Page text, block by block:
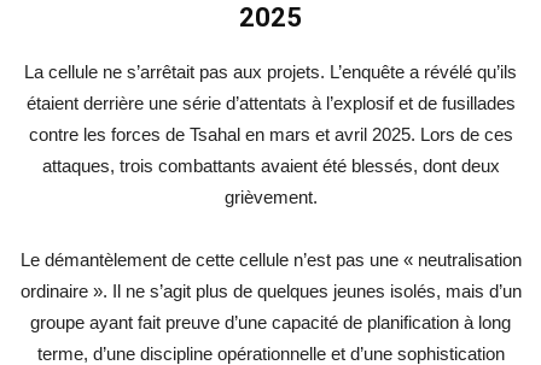
2025
La cellule ne s’arrêtait pas aux projets. L’enquête a révélé qu’ils
étaient derrière une série d’attentats à l’explosif et de fusillades
contre les forces de Tsahal en mars et avril 2025. Lors de ces
attaques, trois combattants avaient été blessés, dont deux
grièvement.
Le démantèlement de cette cellule n’est pas une « neutralisation
ordinaire ». Il ne s’agit plus de quelques jeunes isolés, mais d’un
groupe ayant fait preuve d’une capacité de planification à long
terme, d’une discipline opérationnelle et d’une sophistication